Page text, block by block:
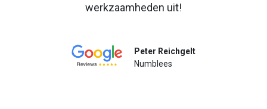
werkzaamheden uit!
Peter Reichgelt
Numblees